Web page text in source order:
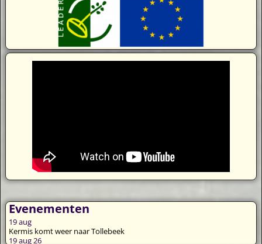
Evenementen
19aug
Kermis komt weer naar Tollebeek
19 aug 26